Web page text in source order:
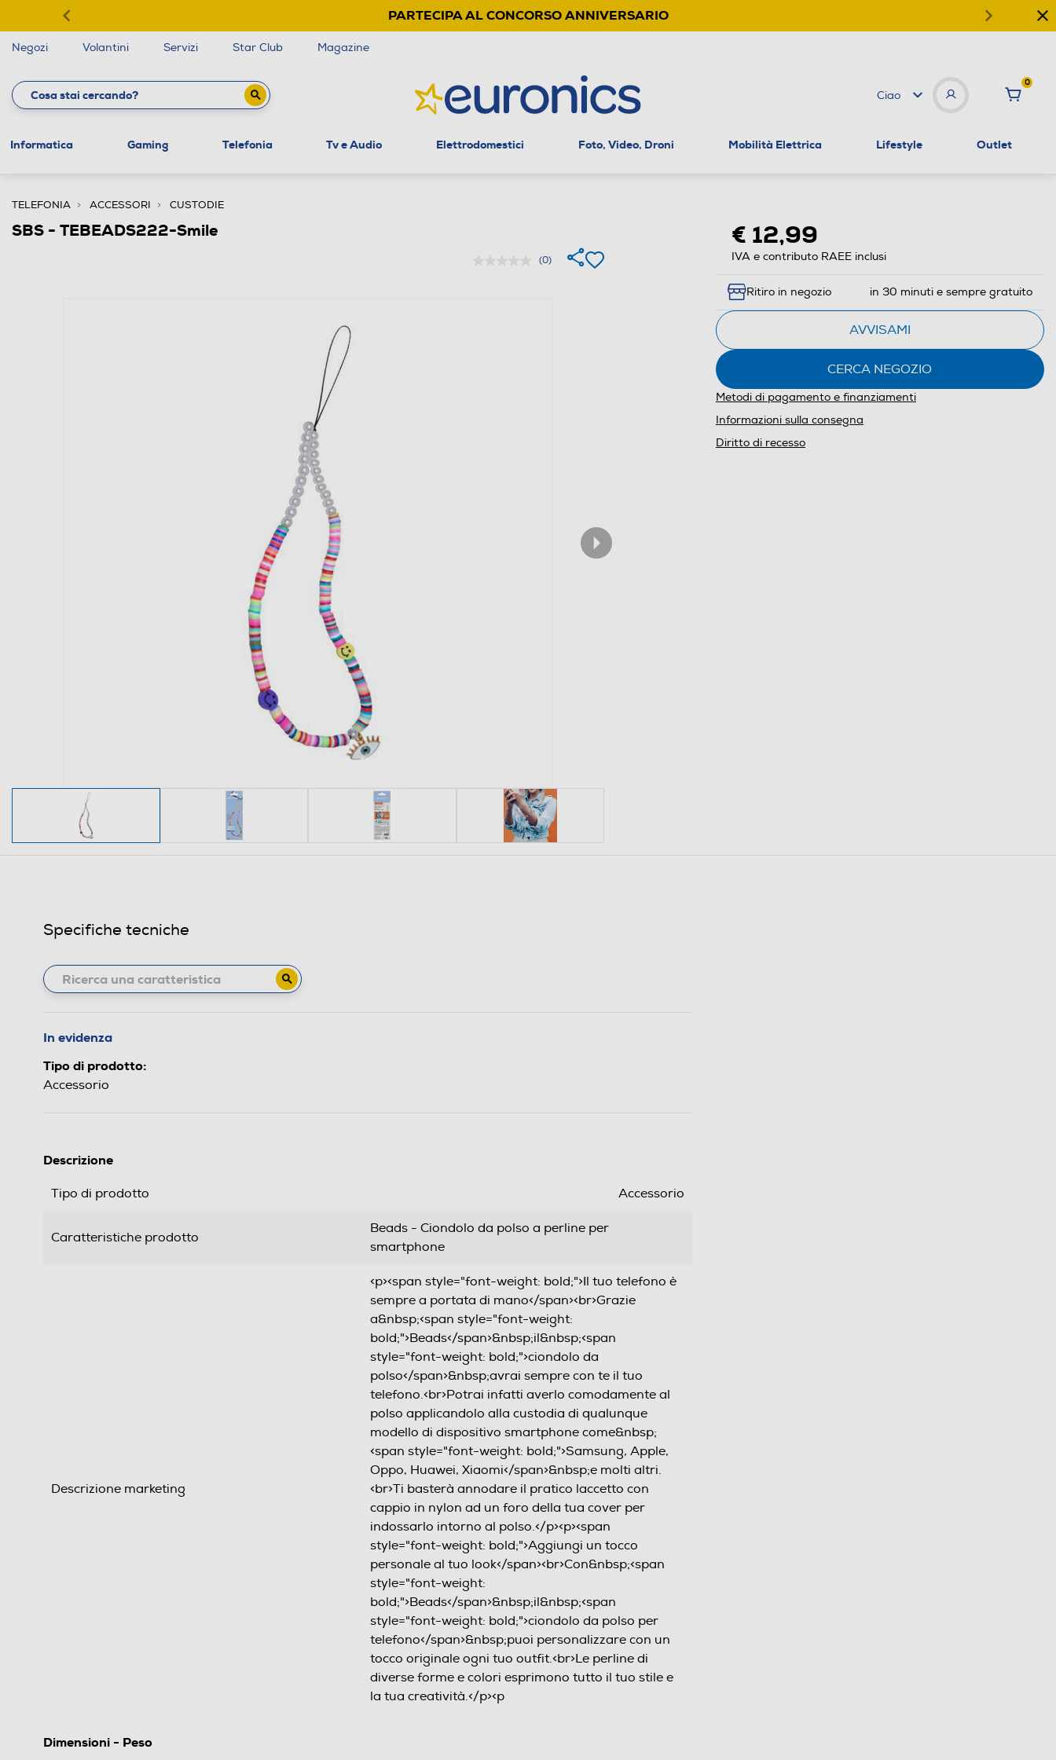
PARTECIPA AL CONCORSO ANNIVERSARIO
Negozi Volantini Servizi Star Club Magazine
Ciao
0
Informatica Gaming Telefonia Tv e Audio Elettrodomestici Foto, Video, Droni Mobilità Elettrica Lifestyle Outlet
TELEFONIA ACCESSORI CUSTODIE
SBS - TEBEADS222-Smile
(0)
€ 12,99
IVA e contributo RAEE inclusi
Ritiro in negozio in 30 minuti e sempre gratuito
AVVISAMI
CERCA NEGOZIO
Metodi di pagamento e finanziamenti
Informazioni sulla consegna
Diritto di recesso
Specifiche tecniche
In evidenza
Tipo di prodotto:
Accessorio
Descrizione
Tipo di prodotto Accessorio
Caratteristiche prodotto
Beads - Ciondolo da polso a perline per
smartphone
Descrizione marketing
<p><span style="font-weight: bold;">Il tuo telefono è
sempre a portata di mano</span><br>Grazie
a&nbsp;<span style="font-weight:
bold;">Beads</span>&nbsp;il&nbsp;<span
style="font-weight: bold;">ciondolo da
polso</span>&nbsp;avrai sempre con te il tuo
telefono.<br>Potrai infatti averlo comodamente al
polso applicandolo alla custodia di qualunque
modello di dispositivo smartphone come&nbsp;
<span style="font-weight: bold;">Samsung, Apple,
Oppo, Huawei, Xiaomi</span>&nbsp;e molti altri.
<br>Ti basterà annodare il pratico laccetto con
cappio in nylon ad un foro della tua cover per
indossarlo intorno al polso.</p><p><span
style="font-weight: bold;">Aggiungi un tocco
personale al tuo look</span><br>Con&nbsp;<span
style="font-weight:
bold;">Beads</span>&nbsp;il&nbsp;<span
style="font-weight: bold;">ciondolo da polso per
telefono</span>&nbsp;puoi personalizzare con un
tocco originale ogni tuo outfit.<br>Le perline di
diverse forme e colori esprimono tutto il tuo stile e
la tua creatività.</p><p
Dimensioni - Peso